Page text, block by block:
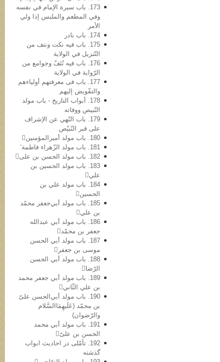
173. باب سیرة الإمام في نفسه
وفي المطعم والملبس إذا ولي
الأمر
174. باب نادر
175. باب فیه نکت ونتف من
التّنزیل في الولایة
176. باب فیه نُتَفٌ وجوامع من
الرّوایة في الولایة
177. باب فی معرفتهم أولیاءهم
والتفّویض إلیهم
178. أبواب التاریخ - باب مولد
النّبيص ووفاته
179. باب النّهي عن الإشراف
علی قبر النّبيّص
180. باب مولد أمیرالمؤمنین
181. باب مولد الزّهراء فاطمة‘
182. باب مولد الحسن بن علی
183. باب مولد الحسین بن
علي
184. باب مولد علي بن
الحسین
185. باب مولد أبي‌جعفر محمّد
بن علي
186. باب مولد أبي عبدالله
جعفر بن محمّد
187. باب مولد أبي الحسن
موسی بن جعفر
188. باب مولد أبي الحسن
الرّضا
189. باب مولد أبي جعفر محمد
بن علي الثّاني
190. باب مولد أبي‌الحسن علیّ
بن محمّد (عَلَیهِمَاالسَّلام
والرّضوان)
191. باب مولد أبي محمد
الحسن بن علیّ
192. تأمّلی در احادیث ابواب
گذشته